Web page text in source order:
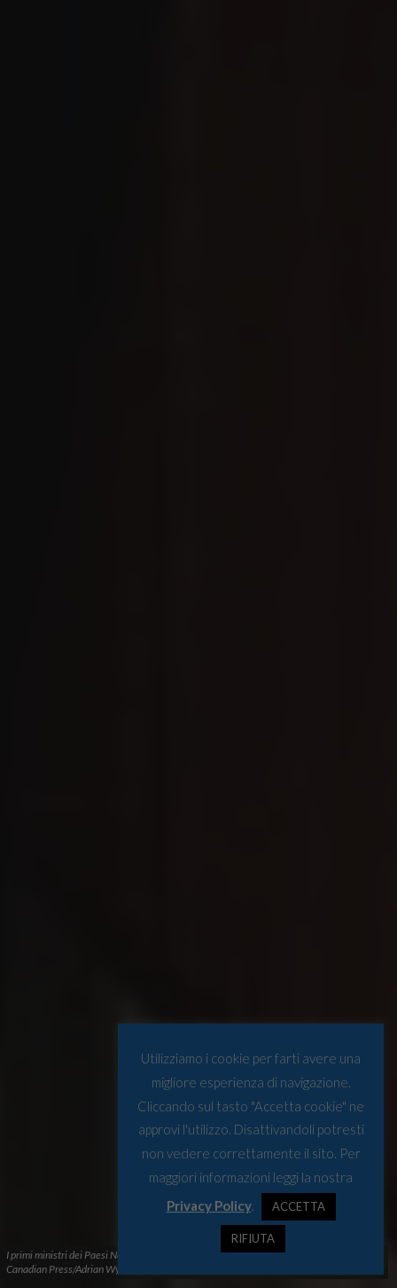
I primi ministri dei Paesi Nordici e Mark carney al summit dello scorso marzo Foto di The
Canadian Press/Adrian Wyld
Utilizziamo i cookie per farti avere una
migliore esperienza di navigazione.
Cliccando sul tasto "Accetta cookie" ne
approvi l'utilizzo. Disattivandoli potresti
non vedere correttamente il sito. Per
maggiori informazioni leggi la nostra
Privacy Policy. ACCETTA
RIFIUTA